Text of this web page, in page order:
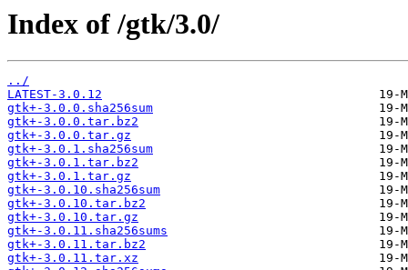
Index of /gtk/3.0/
../
LATEST-3.0.12
gtk+-3.0.0.sha256sum
gtk+-3.0.0.tar.bz2
gtk+-3.0.0.tar.gz
gtk+-3.0.1.sha256sum
gtk+-3.0.1.tar.bz2
gtk+-3.0.1.tar.gz
gtk+-3.0.10.sha256sum
gtk+-3.0.10.tar.bz2
gtk+-3.0.10.tar.gz
gtk+-3.0.11.sha256sums
gtk+-3.0.11.tar.bz2
gtk+-3.0.11.tar.xz